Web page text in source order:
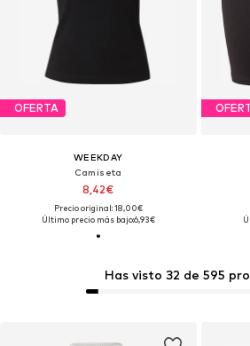
Has visto 32 de 595
OFERTA
WEEKDAY
Camiseta
8,42€
Precio original: 18,00€
Último precio más bajo:6,93€